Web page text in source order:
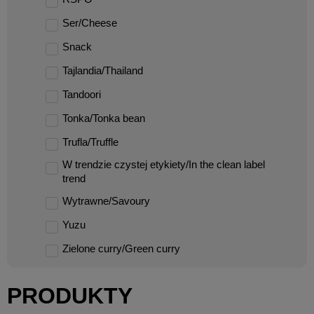
Ser/Cheese
Snack
Tajlandia/Thailand
Tandoori
Tonka/Tonka bean
Trufla/Truffle
W trendzie czystej etykiety/In the clean label
trend
Wytrawne/Savoury
Yuzu
Zielone curry/Green curry
PRODUKTY